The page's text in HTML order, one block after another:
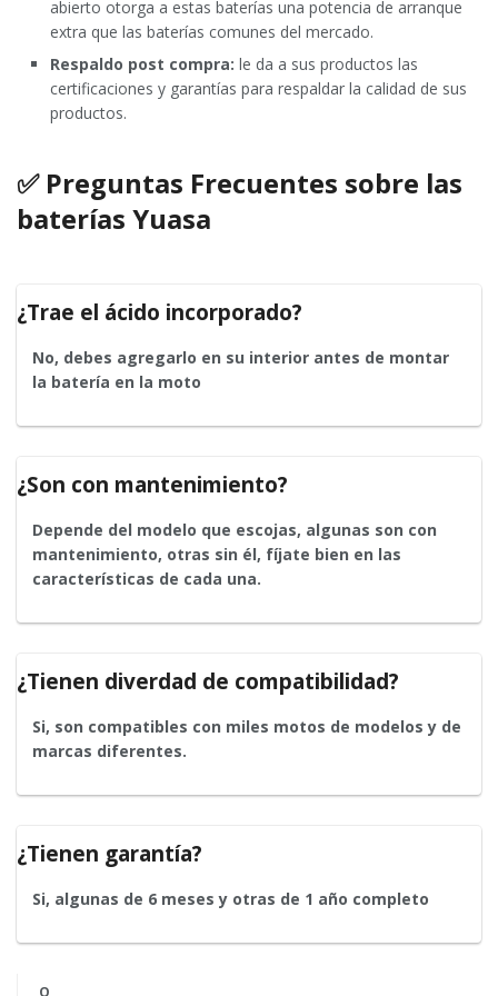
abierto otorga a estas baterías una potencia de arranque
extra que las baterías comunes del mercado.
Respaldo post compra: le da a sus productos las
certificaciones y garantías para respaldar la calidad de sus
productos.
✅ Preguntas Frecuentes sobre las
baterías Yuasa
¿Trae el ácido incorporado?
No, debes agregarlo en su interior antes de montar
la batería en la moto
¿Son con mantenimiento?
Depende del modelo que escojas, algunas son con
mantenimiento, otras sin él, fíjate bien en las
características de cada una.
¿Tienen diverdad de compatibilidad?
Si, son compatibles con miles motos de modelos y de
marcas diferentes.
¿Tienen garantía?
Si, algunas de 6 meses y otras de 1 año completo
O